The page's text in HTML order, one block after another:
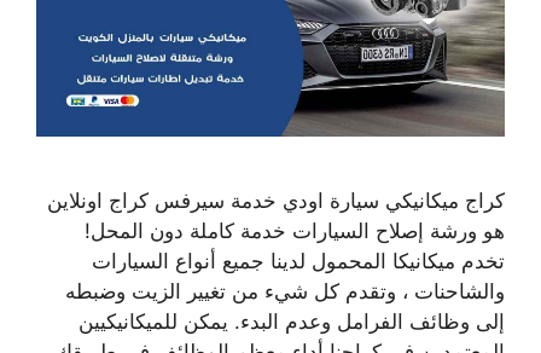
كراج ميكانيكي سيارة اودي خدمة سيرفس كراج اونلاين
هو ورشة إصلاح السيارات خدمة كاملة دون المحل!
تخدم ميكانيكا المحمول لدينا جميع أنواع السيارات
والشاحنات ، وتقدم كل شيء من تغيير الزيت وضبطه
إلى وظائف الفرامل وعدم البدء. يمكن للميكانيكيين